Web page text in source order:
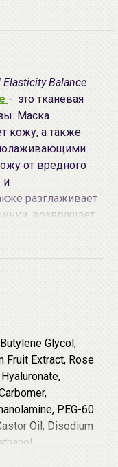
Elasticity Balance
- это тканевая
Маска
кожу, а также
от вредного
и
разглаживает
возвращает
Кожа
морщины
и
и
первыми
лица и
Glycol,
Fruit Extract, Rose
PEG-60
Oil, Disodium